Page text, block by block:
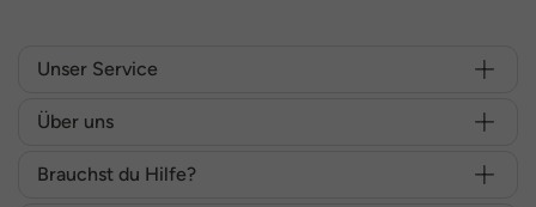
Unser Service
Über uns
Brauchst du Hilfe?